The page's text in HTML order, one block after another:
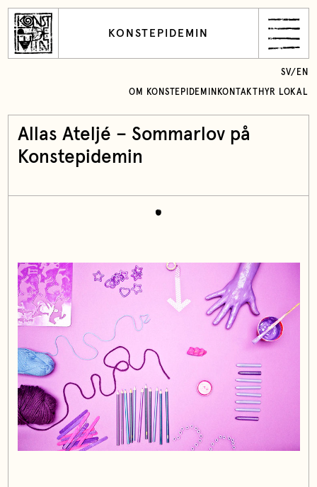
KONSTEPIDEMIN
OM KONSTEPIDEMIN KONTAKT HYR LOKAL
SV/ EN
Allas Ateljé – Sommarlov på
Konstepidemin